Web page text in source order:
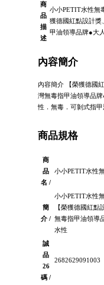
商
品
描
述
小小PETIT水性無
獲德國紅點設計獎
甲油領導品牌●大
內容簡介
內容簡介 【榮獲德國
灣無毒指甲油領導品
性．無毒．可剝式指
商品規格
商
品
名 /
小小PETIT水性
簡
介 /
小小PETIT水性
【榮獲德國紅
無毒指甲油領導
水性
誠
品
26
碼 /
2682629091003